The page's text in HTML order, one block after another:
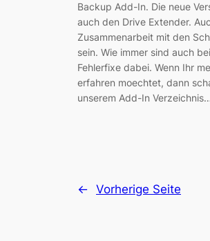
Backup Add-In. Die neue
auch den Drive Extender.
Zusammenarbeit mit den
sein. Wie immer sind auch
Fehlerfixe dabei. Wenn Ihr
erfahren moechtet, dann
unserem Add-In
← Vorherige Seite